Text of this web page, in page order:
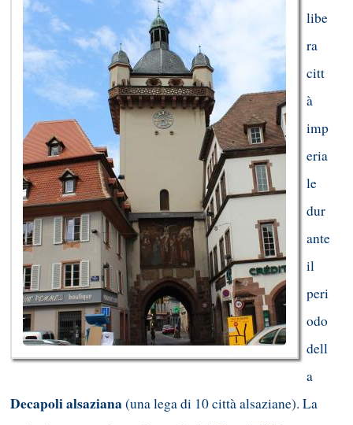
libe
ra
citt
à
imp
eria
le
dur
ante
il
peri
odo
dell
a
Decapoli alsaziana(una lega di 10 città alsaziane). La